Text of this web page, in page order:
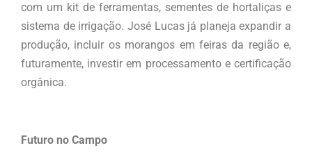
com um kit de ferramentas, sementes de hortaliças e
sistema de irrigação. José Lucas já planeja expandir a
produção, incluir os morangos em feiras da região e,
futuramente, investir em processamento e certificação
orgânica.
Futuro no Campo